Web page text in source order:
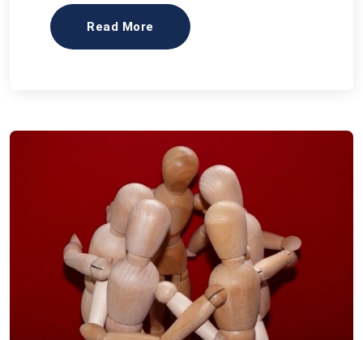
Read More